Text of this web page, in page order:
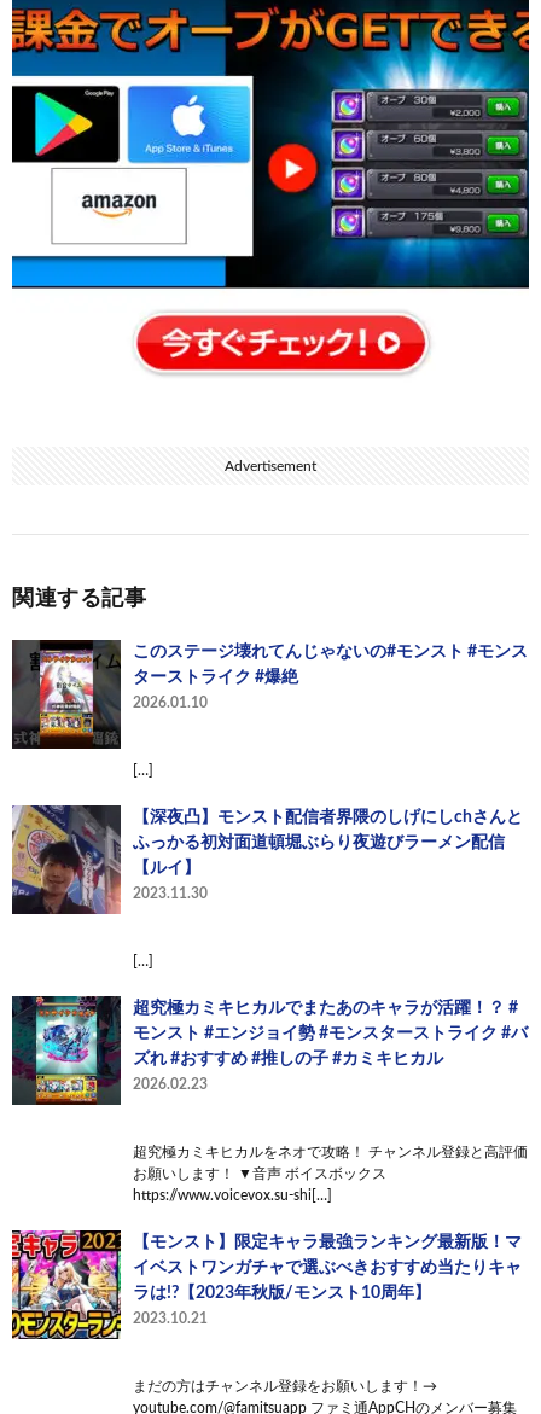
Advertisement
関連する記事
このステージ壊れてんじゃないの#モンスト #モンス
ターストライク #爆絶
2026.01.10
[…]
【深夜凸】モンスト配信者界隈のしげにしchさんと
ふっかる初対面道頓堀ぶらり夜遊びラーメン配信
【ルイ】
2023.11.30
[…]
超究極カミキヒカルでまたあのキャラが活躍！？ #
モンスト #エンジョイ勢 #モンスターストライク #バ
ズれ #おすすめ #推しの子 #カミキヒカル
2026.02.23
超究極カミキヒカルをネオで攻略！ チャンネル登録と高評価
お願いします！ ▼音声 ボイスボックス
https://www.voicevox.su-shi[…]
【モンスト】限定キャラ最強ランキング最新版！マ
イベストワンガチャで選ぶべきおすすめ当たりキャ
ラは!?【2023年秋版/モンスト10周年】
2023.10.21
まだの方はチャンネル登録をお願いします！→
youtube.com/@famitsuapp ファミ通AppCHのメンバー募集